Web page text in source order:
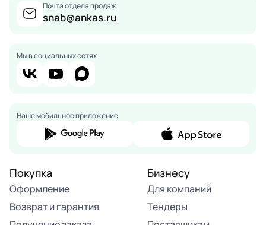
Почта отдела продаж
snab@ankas.ru
Мы в социальных сетях
Наше мобильное приложение
Покупка
Оформление
Возврат и гарантия
Бизнесу
Для компаний
Тендеры